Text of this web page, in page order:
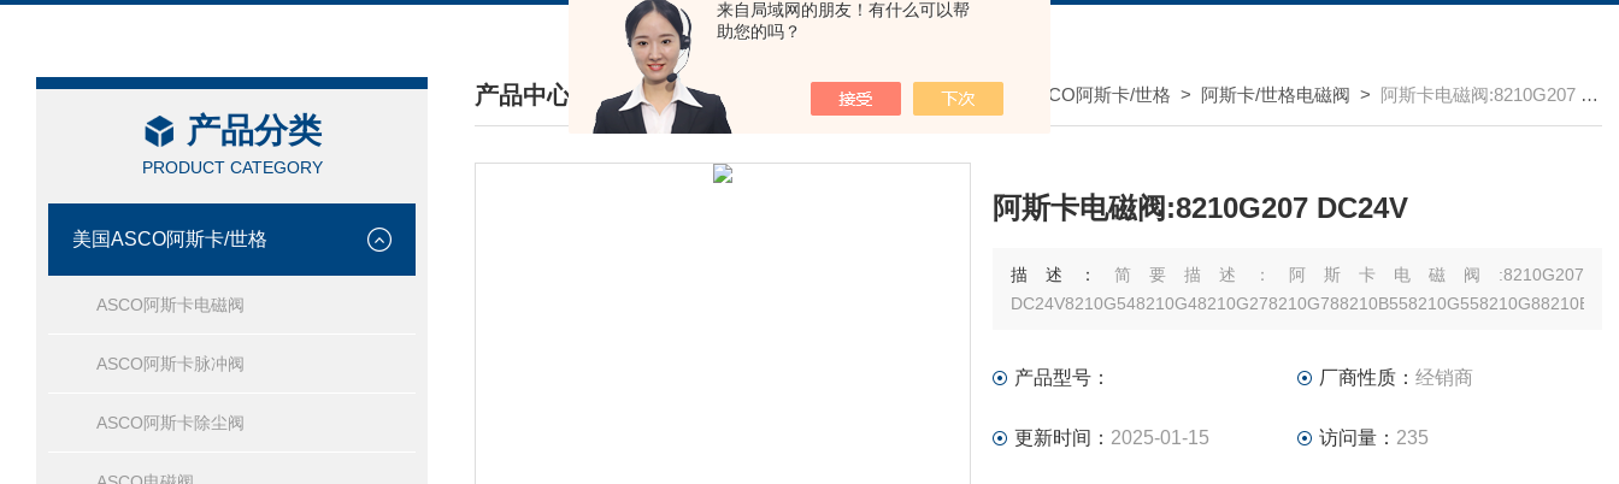
来自局域网的朋友！有什么可以帮
助您的吗？
产品分类
PRODUCT CATEGORY
美国ASCO阿斯卡/世格
ASCO阿斯卡电磁阀
ASCO阿斯卡脉冲阀
ASCO阿斯卡除尘阀
产品中心
/ PRODUCTS CENTER
首页> 产品中心> 美国ASCO阿斯卡/世格 > 阿斯卡/世格电磁阀 > 阿斯卡电磁阀:8210G207 DC24V
阿斯卡电磁阀:8210G207 DC24V
描述： 简要描述：阿斯卡电磁阀:8210G207
产品型号： 厂商性质： 经销商
更新时间： 2025-01-15 访问量： 235